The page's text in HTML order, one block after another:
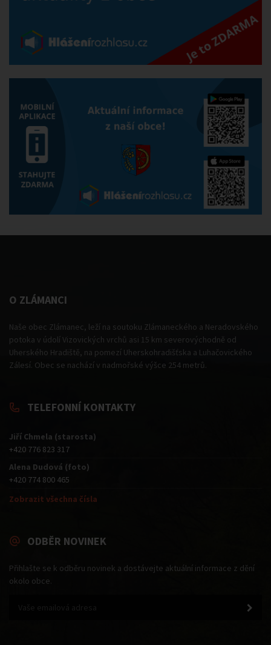
O ZLÁMANCI
Naše obec Zlámanec, leží na soutoku Zlámaneckého a Neradovského
potoka v údolí Vizovických vrchů asi 15 km severovýchodně od
Uherského Hradiště, na pomezí Uherskohradišťska a Luhačovického
Zálesí. Obec se nachází v nadmořské výšce 254 metrů.
TELEFONNÍ KONTAKTY
Jiří Chmela (starosta)
+420 776 823 317
Alena Dudová (foto)
+420 774 800 465
Zobrazit všechna čísla
ODBĚR NOVINEK
Přihlašte se k odběru novinek a dostávejte aktuální informace z dění
okolo obce.